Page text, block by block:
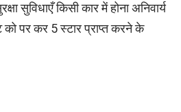
सुविधाएँ किसी कार में होना अनिवार्य
पर कर 5 स्टार प्राप्त करने के